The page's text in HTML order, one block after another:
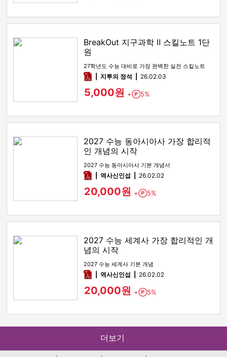
BreakOut 지구과학 Ⅱ 스킬노트 1단
원
27학년도 수능 대비로 가장 완벽한 실전 스킬노트
pdf지투의 정석 26.02.03
5,000원 + Point
5%
2027 수능 동아시아사 가장 합리적
인 개념의 시작
2027 수능 동아시아사 기본 개념서
pdf역사신인섭 26.02.02
20,000원 + Point
5%
2027 수능 세계사 가장 합리적인 개
념의 시작
2027 수능 세계사 기본 개념
pdf역사신인섭 26.02.02
20,000원 + Point
5%
더보기